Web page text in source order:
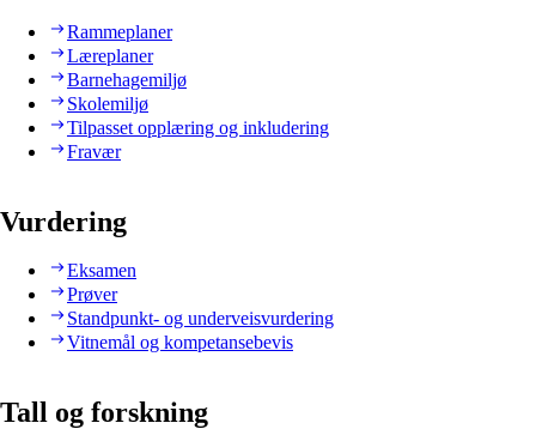
Rammeplaner
Læreplaner
Barnehagemiljø
Skolemiljø
Tilpasset opplæring og inkludering
Fravær
Vurdering
Eksamen
Prøver
Standpunkt- og underveisvurdering
Vitnemål og kompetansebevis
Tall og forskning